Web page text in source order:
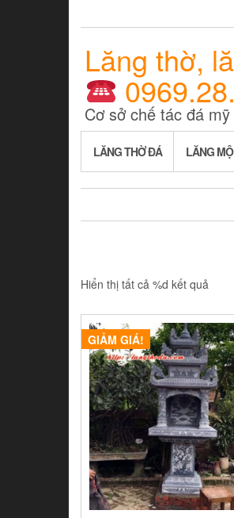
Lăng thờ,
Cơ sở chế tác đá
LĂNG THỜ ĐÁ LĂNG
Hiển thị tất cả %d kết quả
GIẢM GIÁ!